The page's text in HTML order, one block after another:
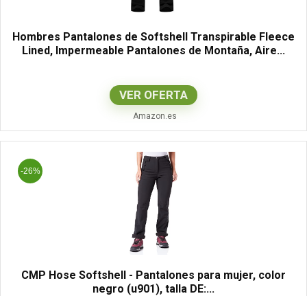
Hombres Pantalones de Softshell Transpirable Fleece
Lined, Impermeable Pantalones de Montaña, Aire...
VER OFERTA
Amazon.es
-26%
CMP Hose Softshell - Pantalones para mujer, color
negro (u901), talla DE:...